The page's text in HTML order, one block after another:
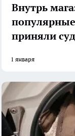
Внутрь
приняли
1 января